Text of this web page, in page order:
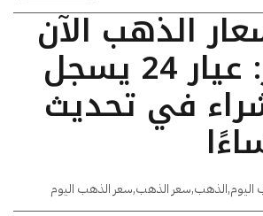
الذهب الآن
في مصر: عيار 24 يسجل
للشراء في تحديث
اليوم,الذهب,سعر الذهب,سعر الذهب اليوم